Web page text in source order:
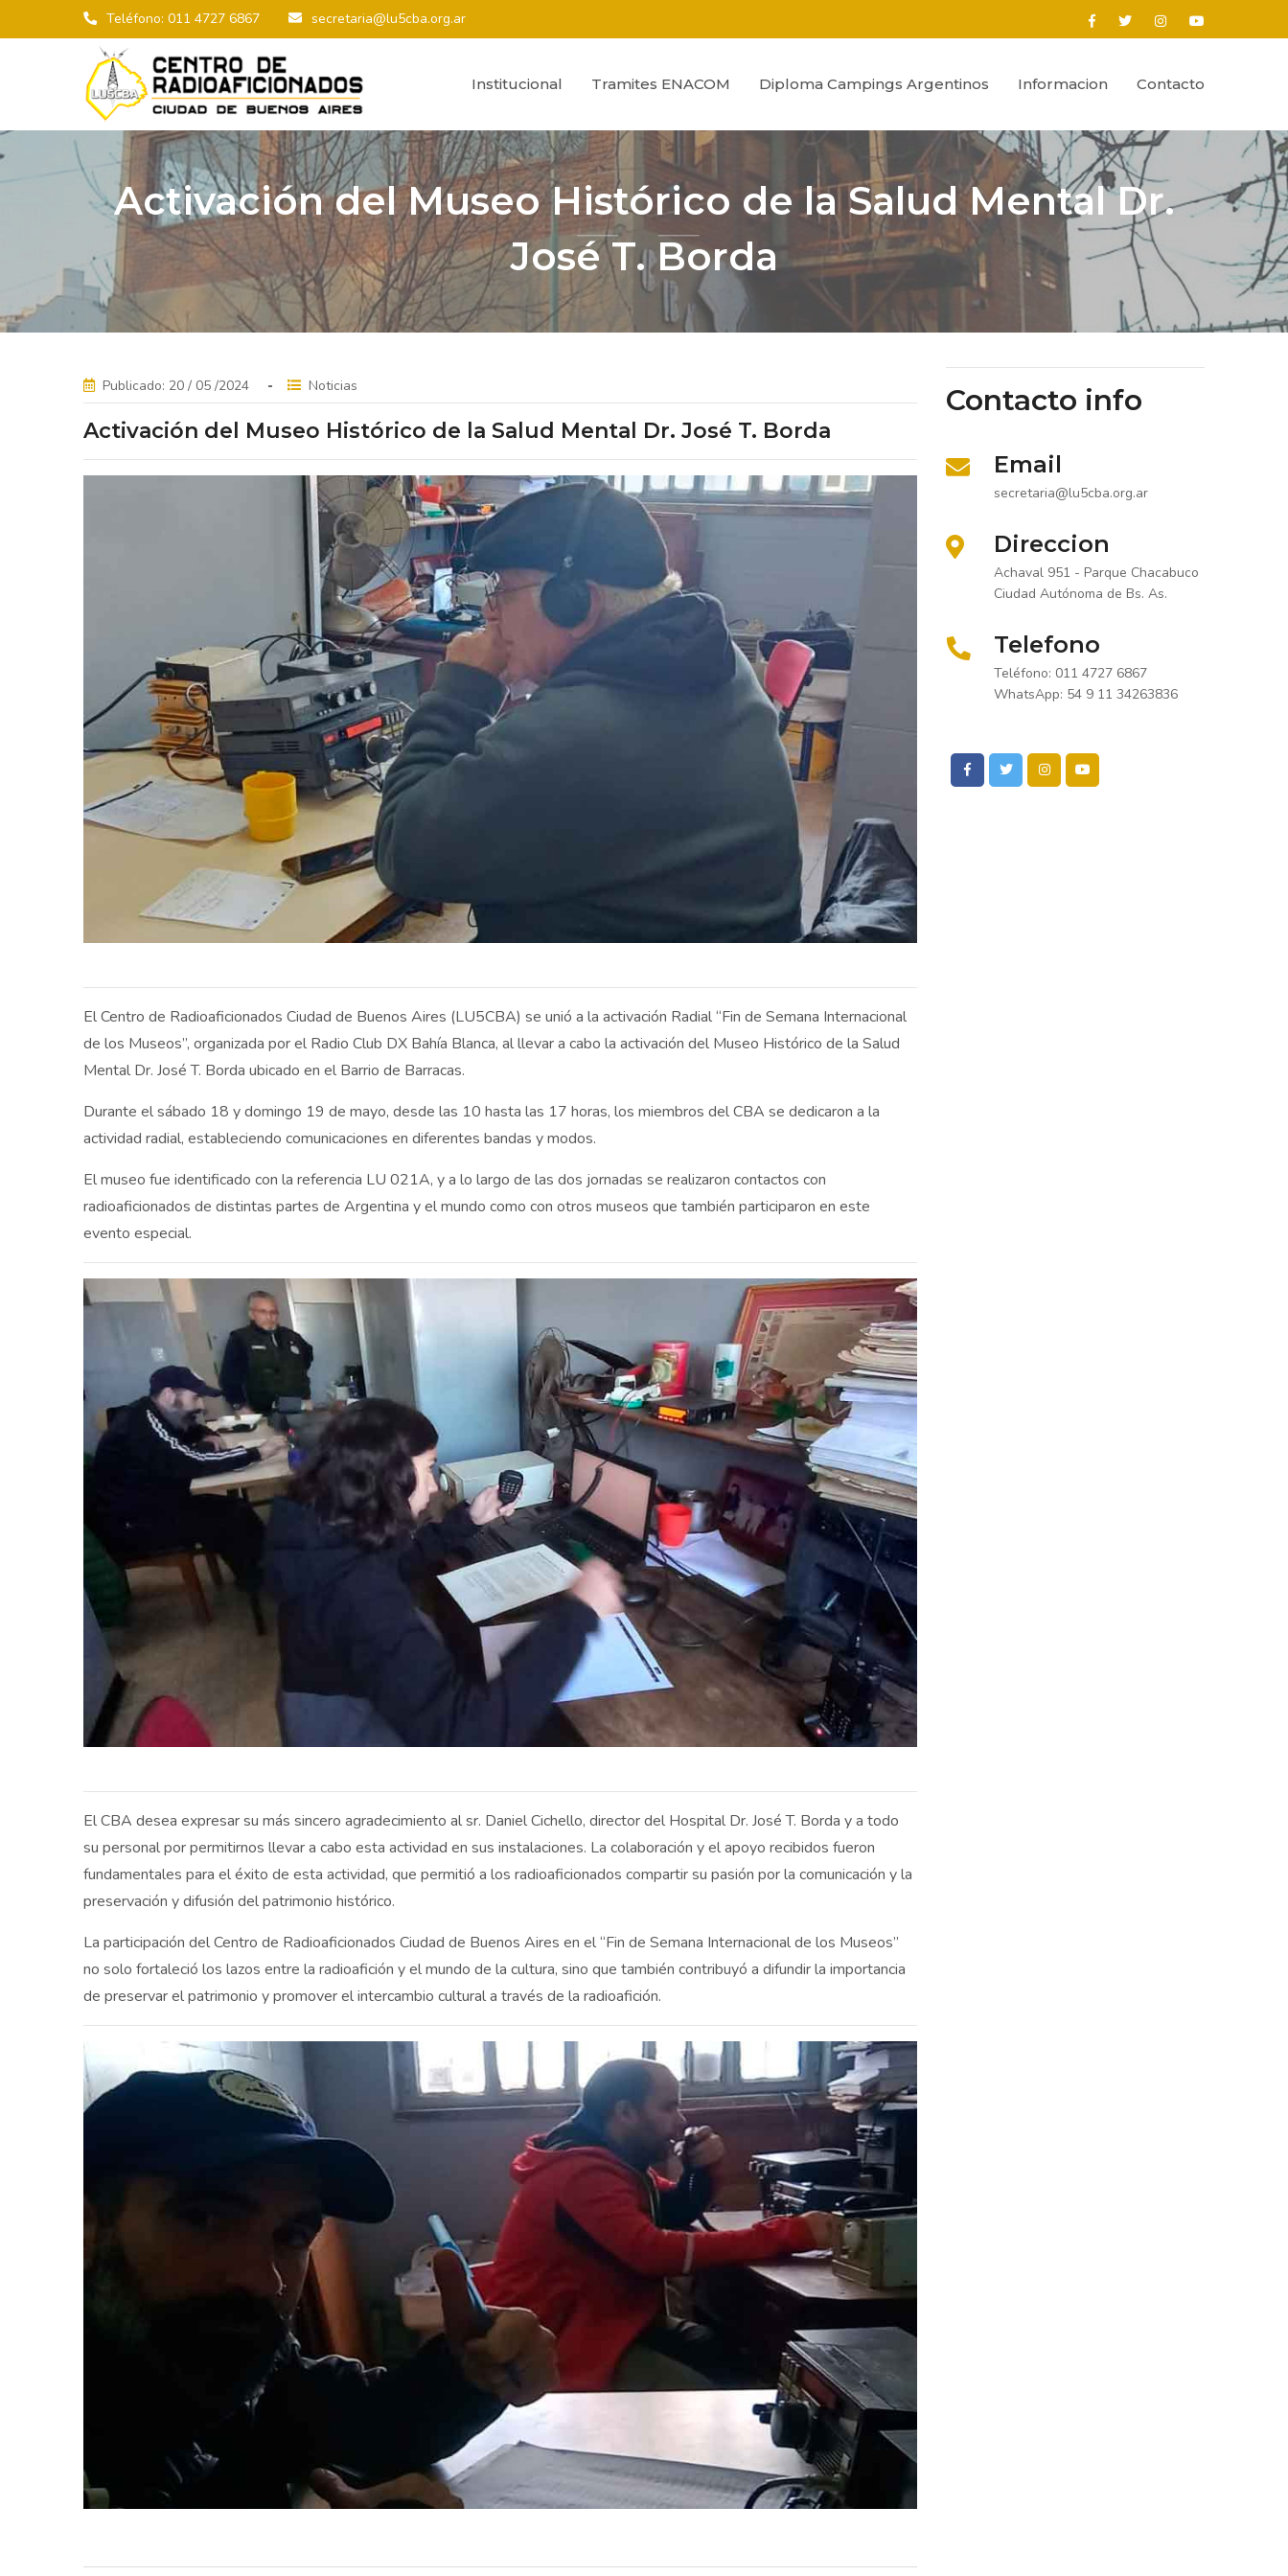
Teléfono: 011 4727 6867 secretaria@lu5cba.org.ar
Institucional Tramites ENACOM Diploma Campings Argentinos Informacion Contacto
Activación del Museo Histórico de la Salud Mental Dr.
José T. Borda
Publicado: 20 / 05 /2024 Noticias
Activación del Museo Histórico de la Salud Mental Dr. José T. Borda
El Centro de Radioaficionados Ciudad de Buenos Aires (LU5CBA) se unió a la activación Radial “Fin de Semana Internacional
de los Museos”, organizada por el Radio Club DX Bahía Blanca, al llevar a cabo la activación del Museo Histórico de la Salud
Mental Dr. José T. Borda ubicado en el Barrio de Barracas.
Durante el sábado 18 y domingo 19 de mayo, desde las 10 hasta las 17 horas, los miembros del CBA se dedicaron a la
actividad radial, estableciendo comunicaciones en diferentes bandas y modos.
El museo fue identificado con la referencia LU 021A, y a lo largo de las dos jornadas se realizaron contactos con
radioaficionados de distintas partes de Argentina y el mundo como con otros museos que también participaron en este
evento especial.
El CBA desea expresar su más sincero agradecimiento al sr. Daniel Cichello, director del Hospital Dr. José T. Borda y a todo
su personal por permitirnos llevar a cabo esta actividad en sus instalaciones. La colaboración y el apoyo recibidos fueron
fundamentales para el éxito de esta actividad, que permitió a los radioaficionados compartir su pasión por la comunicación y la
preservación y difusión del patrimonio histórico.
La participación del Centro de Radioaficionados Ciudad de Buenos Aires en el “Fin de Semana Internacional de los Museos”
no solo fortaleció los lazos entre la radioafición y el mundo de la cultura, sino que también contribuyó a difundir la importancia
de preservar el patrimonio y promover el intercambio cultural a través de la radioafición.
Contacto info
Email
secretaria@lu5cba.org.ar
Direccion
Achaval 951 - Parque Chacabuco
Ciudad Autónoma de Bs. As.
Telefono
Teléfono: 011 4727 6867
WhatsApp: 54 9 11 34263836